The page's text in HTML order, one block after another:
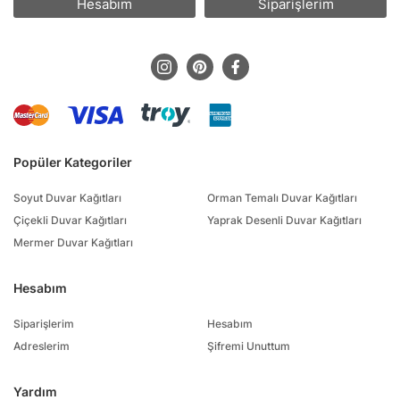
Popüler Kategoriler
Soyut Duvar Kağıtları
Çiçekli Duvar Kağıtları
Mermer Duvar Kağıtları
Orman Temalı Duvar Kağıtları
Yaprak Desenli Duvar Kağıtları
Hesabım
Siparişlerim
Adreslerim
Hesabım
Şifremi Unuttum
Yardım
Hesabım Siparişlerim